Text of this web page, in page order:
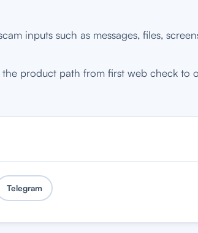
inputs such as messages, files,
the product path from first web check to
Telegram